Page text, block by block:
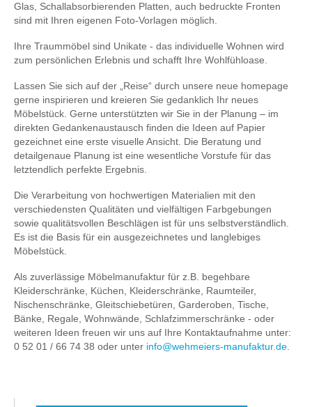
Glas, Schallabsorbierenden Platten, auch bedruckte Fronten
sind mit Ihren eigenen Foto-Vorlagen möglich.
Ihre Traummöbel sind Unikate - das individuelle Wohnen wird
zum persönlichen Erlebnis und schafft Ihre Wohlfühloase.
Lassen Sie sich auf der „Reise“ durch unsere neue homepage
gerne inspirieren und kreieren Sie gedanklich Ihr neues
Möbelstück. Gerne unterstützten wir Sie in der Planung – im
direkten Gedankenaustausch finden die Ideen auf Papier
gezeichnet eine erste visuelle Ansicht. Die Beratung und
detailgenaue Planung ist eine wesentliche Vorstufe für das
letztendlich perfekte Ergebnis.
Die Verarbeitung von hochwertigen Materialien mit den
verschiedensten Qualitäten und vielfältigen Farbgebungen
sowie qualitätsvollen Beschlägen ist für uns selbstverständlich.
Es ist die Basis für ein ausgezeichnetes und langlebiges
Möbelstück.
Als zuverlässige Möbelmanufaktur für z.B. begehbare
Kleiderschränke, Küchen, Kleiderschränke, Raumteiler,
Nischenschränke, Gleitschiebetüren, Garderoben, Tische,
Bänke, Regale, Wohnwände, Schlafzimmerschränke - oder
weiteren Ideen freuen wir uns auf Ihre Kontaktaufnahme unter:
0 52 01 / 66 74 38 oder unter info@wehmeiers-manufaktur.de.